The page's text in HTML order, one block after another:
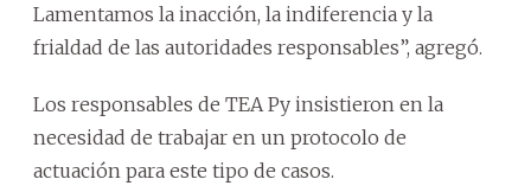
Lamentamos la inacción, la indiferencia y la
frialdad de las autoridades responsables”, agregó.
Los responsables de TEA Py insistieron en la
necesidad de trabajar en un protocolo de
actuación para este tipo de casos.